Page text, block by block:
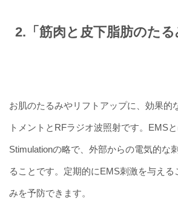
2.「筋肉と皮下脂肪のた
お肌のたるみやリフトアップに、効果的
トメントとRFラジオ波照射です。EMS
Stimulationの略で、外部からの電気的な
ることです。定期的にEMS刺激を与える
みを予防できます。